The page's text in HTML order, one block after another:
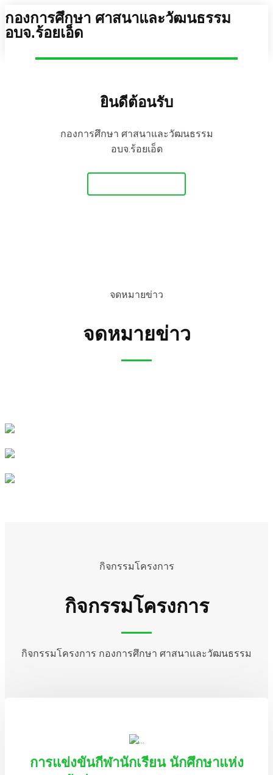
กองการศึกษา ศาสนาและวัฒนธรรม
อบจ.ร้อยเอ็ด
ยินดีต้อนรับ
กองการศึกษา ศาสนาและวัฒนธรรม
อบจ.ร้อยเอ็ด
จดหมายข่าว
จดหมายข่าว
กิจกรรมโครงการ
กิจกรรมโครงการ
กิจกรรมโครงการ กองการศึกษา ศาสนาและวัฒนธรรม
การแข่งขันกีฬานักเรียน นักศึกษาแห่ง